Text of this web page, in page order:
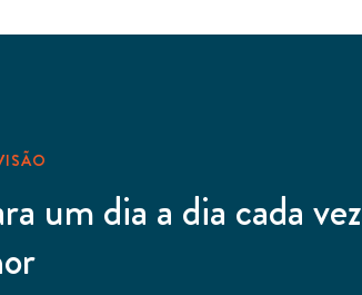
um dia a dia cada vez